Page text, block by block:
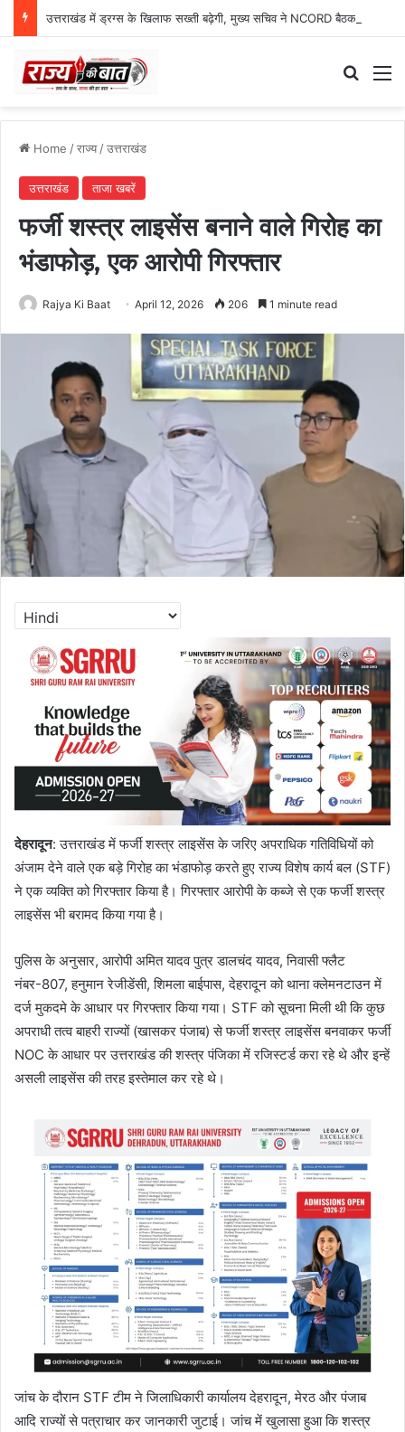
Home /राज्य/उत्तराखंड
उत्तराखंड ताजा खबरें
फर्जी शस्त्र लाइसेंस बनाने वाले गिरोह का
भंडाफोड़, एक आरोपी गिरफ्तार
Rajya Ki Baat April 12, 2026 206 1 minute read
देहरादून: उत्तराखंड में फर्जी शस्त्र लाइसेंस के जरिए अपराधिक गतिविधियों को
अंजाम देने वाले एक बड़े गिरोह का भंडाफोड़ करते हुए राज्य विशेष कार्य बल (STF)
ने एक व्यक्ति को गिरफ्तार किया है। गिरफ्तार आरोपी के कब्जे से एक फर्जी शस्त्र
लाइसेंस भी बरामद किया गया है।
पुलिस के अनुसार, आरोपी अमित यादव पुत्र डालचंद यादव, निवासी फ्लैट
नंबर-807, हनुमान रेजीडेंसी, शिमला बाईपास, देहरादून को थाना क्लेमनटाउन में
दर्ज मुकदमे के आधार पर गिरफ्तार किया गया। STF को सूचना मिली थी कि कुछ
अपराधी तत्व बाहरी राज्यों (खासकर पंजाब) से फर्जी शस्त्र लाइसेंस बनवाकर फर्जी
NOC के आधार पर उत्तराखंड की शस्त्र पंजिका में रजिस्टर्ड करा रहे थे और इन्हें
असली लाइसेंस की तरह इस्तेमाल कर रहे थे।
जांच के दौरान STF टीम ने जिलाधिकारी कार्यालय देहरादून, मेरठ और पंजाब
आदि राज्यों से पत्राचार कर जानकारी जुटाई। जांच में खुलासा हुआ कि शस्त्र